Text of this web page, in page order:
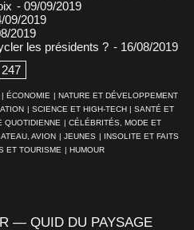
- 09/09/2019
09/2019
2019
les présidents ? - 16/08/2019
247
| ÉCONOMIE | NATURE ET DÉVELOPPEMENT
| SCIENCE ET HIGH-TECH | SANTÉ ET
QUOTIDIENNE | CÉLÉBRITÉS, MODE ET
AVION | JEUNES | INSOLITE ET FAITS
ET TOURISME | HUMOUR
— QUID DU PAYSAGE